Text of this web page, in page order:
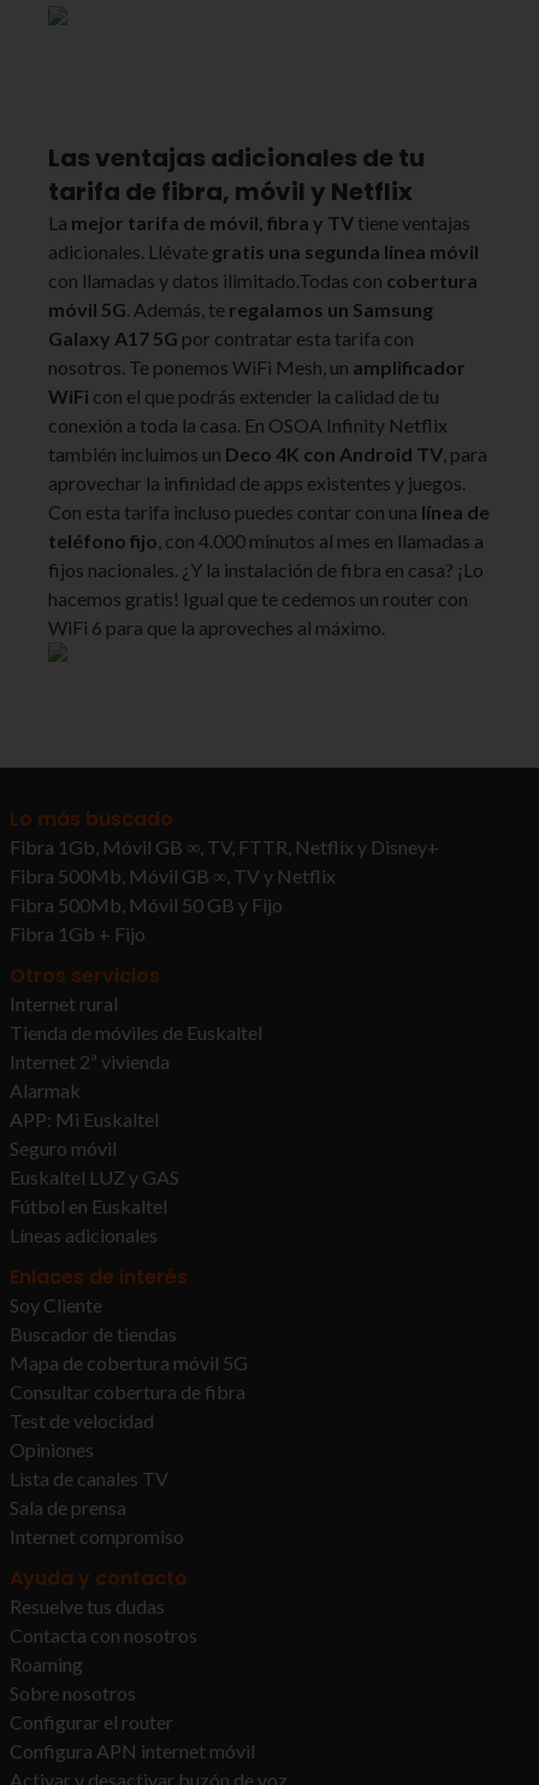
Las ventajas adicionales de tu
tarifa de fibra, móvil y Netflix
La mejor tarifa de móvil, fibra y TV tiene ventajas
adicionales. Llévate gratis una segunda línea móvil
con llamadas y datos ilimitado.Todas con cobertura
móvil 5G. Además, te regalamos un Samsung
Galaxy A17 5G por contratar esta tarifa con
nosotros. Te ponemos WiFi Mesh, un amplificador
WiFi con el que podrás extender la calidad de tu
conexión a toda la casa. En OSOA Infinity Netflix
también incluimos un Deco 4K con Android TV, para
aprovechar la infinidad de apps existentes y juegos.
Con esta tarifa incluso puedes contar con una línea de
teléfono fijo, con 4.000 minutos al mes en llamadas a
fijos nacionales. ¿Y la instalación de fibra en casa? ¡Lo
hacemos gratis! Igual que te cedemos un router con
WiFi 6 para que la aproveches al máximo.
Lo más buscado
Fibra 1Gb, Móvil GB ∞, TV, FTTR, Netflix y Disney+
Fibra 500Mb, Móvil GB ∞, TV y Netflix
Fibra 500Mb, Móvil 50 GB y Fijo
Fibra 1Gb + Fijo
Otros servicios
Internet rural
Tienda de móviles de Euskaltel
Internet 2ª vivienda
Alarmak
APP: Mi Euskaltel
Seguro móvil
Euskaltel LUZ y GAS
Fútbol en Euskaltel
Líneas adicionales
Enlaces de interés
Soy Cliente
Buscador de tiendas
Mapa de cobertura móvil 5G
Consultar cobertura de fibra
Test de velocidad
Opiniones
Lista de canales TV
Sala de prensa
Internet compromiso
Ayuda y contacto
Resuelve tus dudas
Contacta con nosotros
Roaming
Sobre nosotros
Configurar el router
Configura APN internet móvil
Activar y desactivar buzón de voz